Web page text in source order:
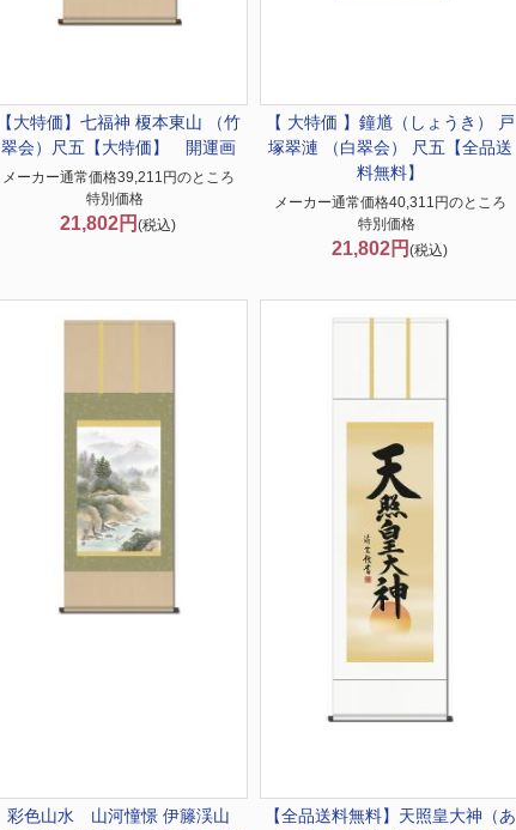
【大特価】 七福神 榎本東山 （竹
翠会）尺五【大特価】 開運画
メーカー通常価格39,211円のところ
特別価格
21,802円 (税込)
【 大特価 】 鐘馗（しょうき） 戸
塚翠漣 （白翠会） 尺五【全品送
料無料】
メーカー通常価格40,311円のところ
特別価格
21,802円 (税込)
彩色山水 山河憧憬 伊籐渓山
【全品送料無料】 天照皇大神（あ